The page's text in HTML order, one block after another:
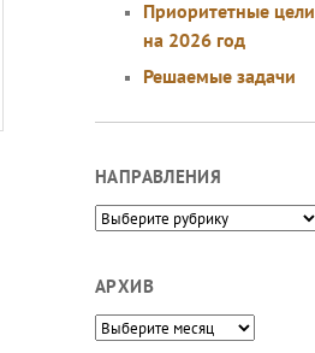
Приоритетные цели
на 2026 год
Решаемые задачи
НАПРАВЛЕНИЯ
Направления
АРХИВ
Архив